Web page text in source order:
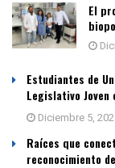
El
Estudiantes de
Legislativo Joven
Diciembre 5,
Raíces que
reconocimiento